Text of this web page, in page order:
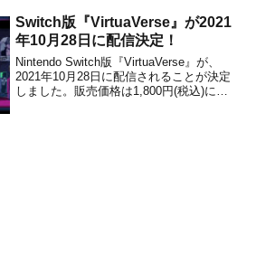
れた『OPUS 地球計画』の精神を受け継
いだ探索ア...
Switch版『VirtuaVerse』が2021
年10月28日に配信決定！
Nintendo Switch版『VirtuaVerse』が、
2021年10月28日に配信されることが決定
しました。販売価格は1,800円(税込)に設